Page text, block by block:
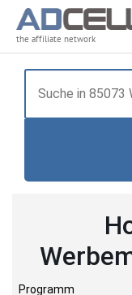
the affiliate network
Programm